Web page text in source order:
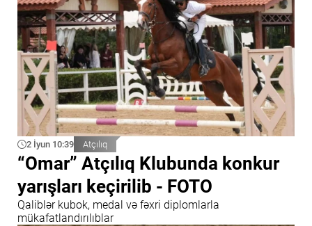
2 İyun 10:39 Atçılıq
“Omar” Atçılıq Klubunda konkur
yarışları keçirilib - FOTO
Qaliblər kubok, medal və fəxri diplomlarla
mükafatlandırılıblar